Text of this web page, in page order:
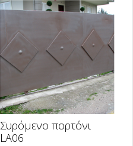
Συρόμενο πορτόνι
LA06